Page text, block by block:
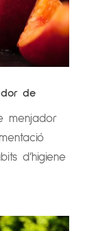
de
menjador
d’higiene